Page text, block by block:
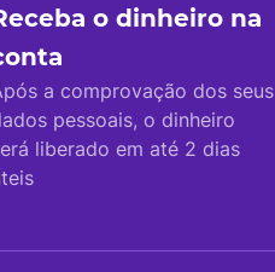
o dinheiro na
a comprovação dos seus
pessoais, o dinheiro
liberado em até 2 dias